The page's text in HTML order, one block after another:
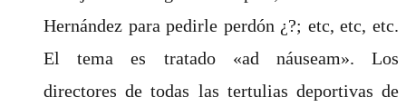
Hernández para pedirle perdón ¿?; etc, etc, etc.
El tema es tratado «ad náuseam». Los
directores de todas las tertulias deportivas de